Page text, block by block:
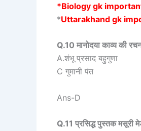
*Biology gk
*Uttarakhand gk
Q.10 मानोदया काव्य की
A.शंभू प्रसाद बहुगुणा
C गुमानी पंत
Ans-D
Q.11 प्रसिद्ध पुस्तक